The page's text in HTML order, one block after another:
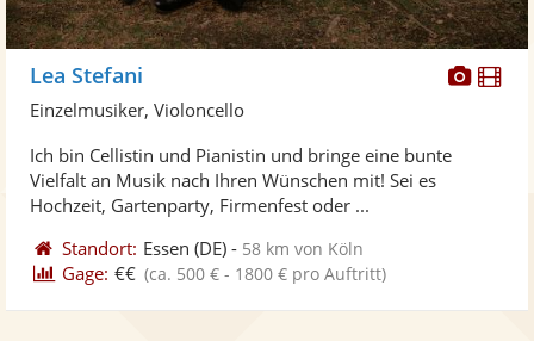
Lea Stefani
Einzelmusiker, Violoncello
Ich bin Cellistin und Pianistin und bringe eine bunte
Vielfalt an Musik nach Ihren Wünschen mit! Sei es
Hochzeit, Gartenparty, Firmenfest oder ...
Standort: Essen (DE) - 58 km von Köln
Gage: €€ (ca. 500 € - 1800 € pro Auftritt)